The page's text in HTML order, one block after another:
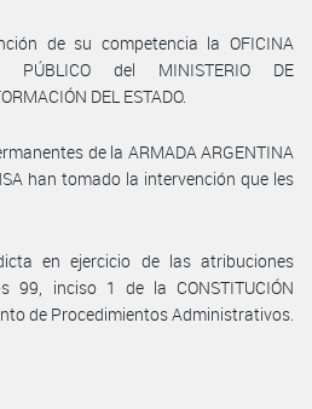
de su competencia la OFICINA
PÚBLICO del MINISTERIO DE
DEL ESTADO.
de la ARMADA ARGENTINA
han tomado la intervención que les
en ejercicio de las atribuciones
99, inciso 1 de la CONSTITUCIÓN
de Procedimientos Administrativos.